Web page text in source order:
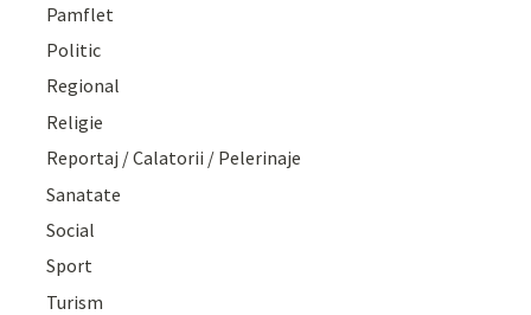
Pamflet
Politic
Regional
Religie
Reportaj / Calatorii / Pelerinaje
Sanatate
Social
Sport
Turism